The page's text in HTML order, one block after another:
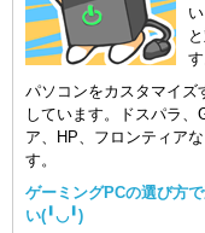
す
パソコンをカスタマイズ
しています。ドスパラ
ア、HP、フロンティア
す。
ゲーミングPCの選び方
い(╹◡╹)